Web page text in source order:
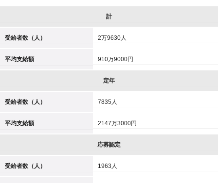
計
受給者数（人） 2万9630人
平均支給額 910万9000円
定年
受給者数（人） 7835人
平均支給額 2147万3000円
応募認定
受給者数（人） 1963人